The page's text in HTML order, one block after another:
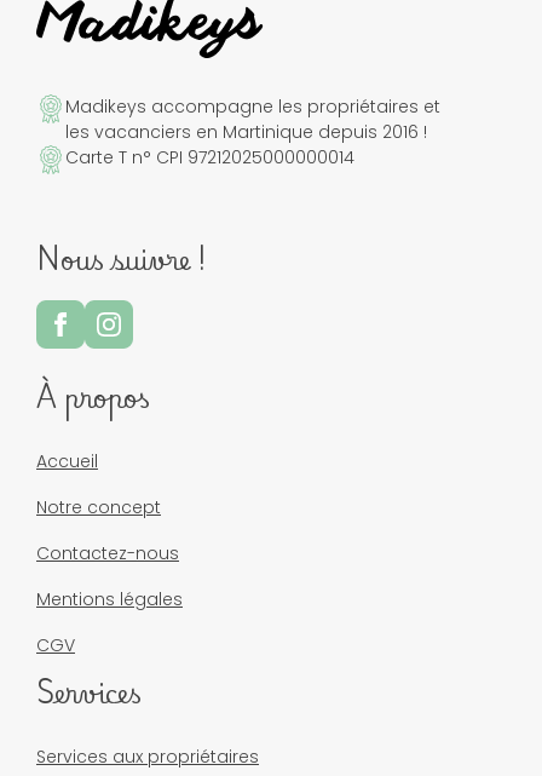
Madikeys accompagne les propriétaires et
les vacanciers en Martinique depuis 2016 !
Carte T n° CPI 97212025000000014
Nous suivre !
À propos
Accueil
Notre concept
Contactez-nous
Mentions légales
CGV
Services
Services aux propriétaires